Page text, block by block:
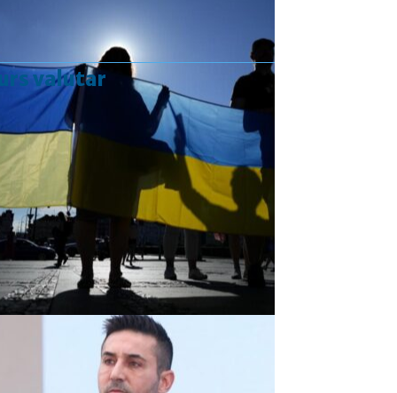
valutar
Curs valutar: 07 Aug 2026
EUR
: 5,2554 RON
+0,0041 ▲
: 4,5584 RON
+0,0077 ▲
: 5,6244 RON
+0,0023 ▲
GBP : 6,1277 RON
+0,0041 ▲
Convertor valutar
»